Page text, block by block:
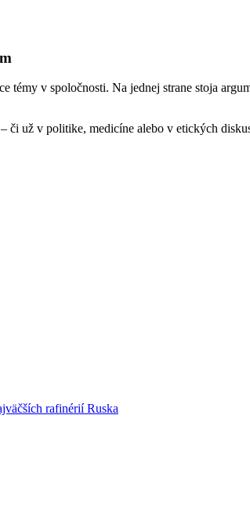
v spoločnosti. Na jednej strane stoja
či už v politike, medicíne alebo v etických
rafinérií Ruska